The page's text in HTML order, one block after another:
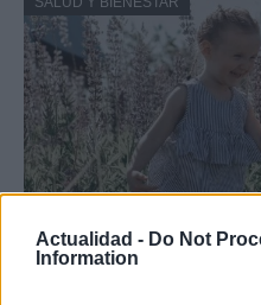
Actualidad - Do Not
Information